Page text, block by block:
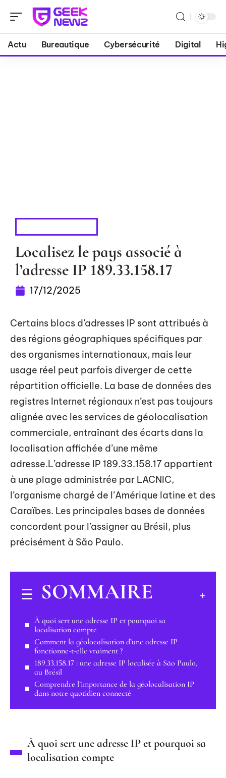
Actu Bureautique Cybersécurité Digital
Localisez le pays associé à
l’adresse IP 189.33.158.17
17/12/2025
Certains blocs d’adresses IP sont attribués à
des régions géographiques spécifiques par
des organismes internationaux, mais leur
usage réel peut parfois diverger de cette
répartition officielle. La base de données des
registres Internet régionaux n’est pas toujours
alignée avec les services de géolocalisation
commerciale, entraînant des écarts dans la
localisation affichée d’une même
adresse.L’adresse IP 189.33.158.17 appartient
à une plage administrée par LACNIC,
l’organisme chargé de l’Amérique latine et des
Caraïbes. Les principales bases de données
concordent pour l’assigner au Brésil, plus
précisément à São Paulo.
SOMMAIRE
À quoi sert une adresse IP et pourquoi sa
localisation compte
Comment la géolocalisation d’une adresse IP
fonctionne-t-elle vraiment ?
189.33.158.17 : une adresse IP localisée à São Paulo,
au Brésil
Comprendre l’importance de la géolocalisation IP
dans notre quotidien connecté
À quoi sert une adresse IP et pourquoi sa
localisation compte